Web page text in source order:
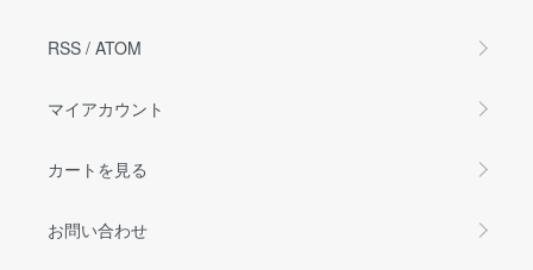
RSS / ATOM
マイアカウント
カートを見る
お問い合わせ